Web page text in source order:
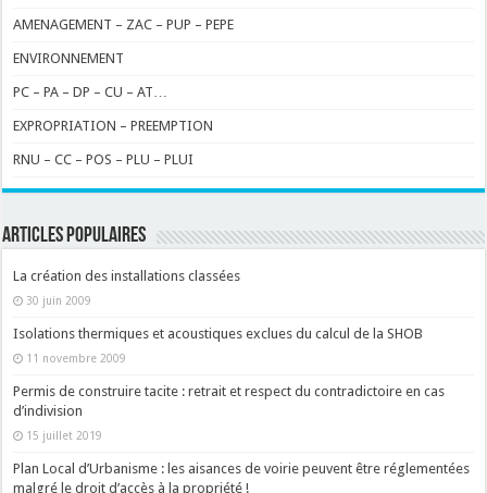
AMENAGEMENT – ZAC – PUP – PEPE
ENVIRONNEMENT
PC – PA – DP – CU – AT…
EXPROPRIATION – PREEMPTION
RNU – CC – POS – PLU – PLUI
ARTICLES POPULAIRES
La création des installations classées
30 juin 2009
Isolations thermiques et acoustiques exclues du calcul de la SHOB
11 novembre 2009
Permis de construire tacite : retrait et respect du contradictoire en cas
d’indivision
15 juillet 2019
Plan Local d’Urbanisme : les aisances de voirie peuvent être réglementées
malgré le droit d’accès à la propriété !